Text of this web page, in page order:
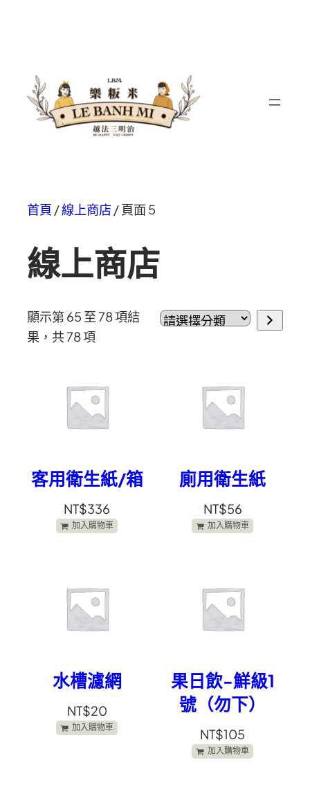
首頁 /線上商店/ 頁面 5
線上商店
顯示第 65 至 78 項結
果，共 78 項
客用衛生紙/箱
NT$336
加入購物車
廁用衛生紙
NT$56
加入購物車
水槽濾網
NT$20
加入購物車
果日飲-鮮級1
號（勿下）
NT$105
加入購物車